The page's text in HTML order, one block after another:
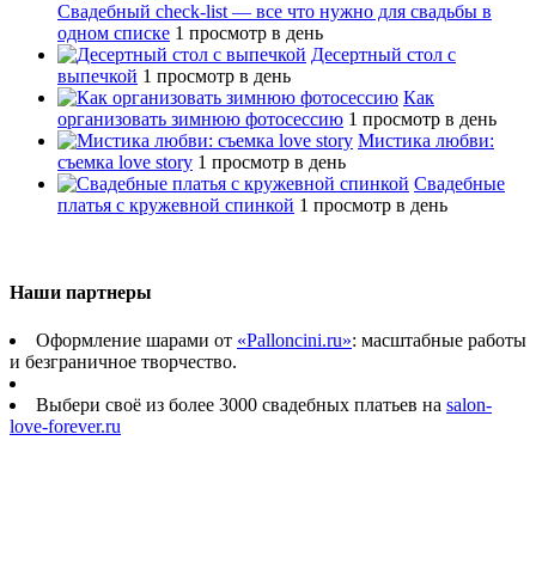
Свадебный сheck-list — все что нужно для свадьбы в
одном списке 1 просмотр в день
Десертный стол с
выпечкой 1 просмотр в день
Как
организовать зимнюю фотосессию 1 просмотр в день
Мистика любви:
съемка love story 1 просмотр в день
Свадебные
платья с кружевной спинкой 1 просмотр в день
Наши партнеры
Оформление шарами от «Palloncini.ru»: масштабные работы
и безграничное творчество.
Выбери своё из более 3000 свадебных платьев на salon-
love-forever.ru